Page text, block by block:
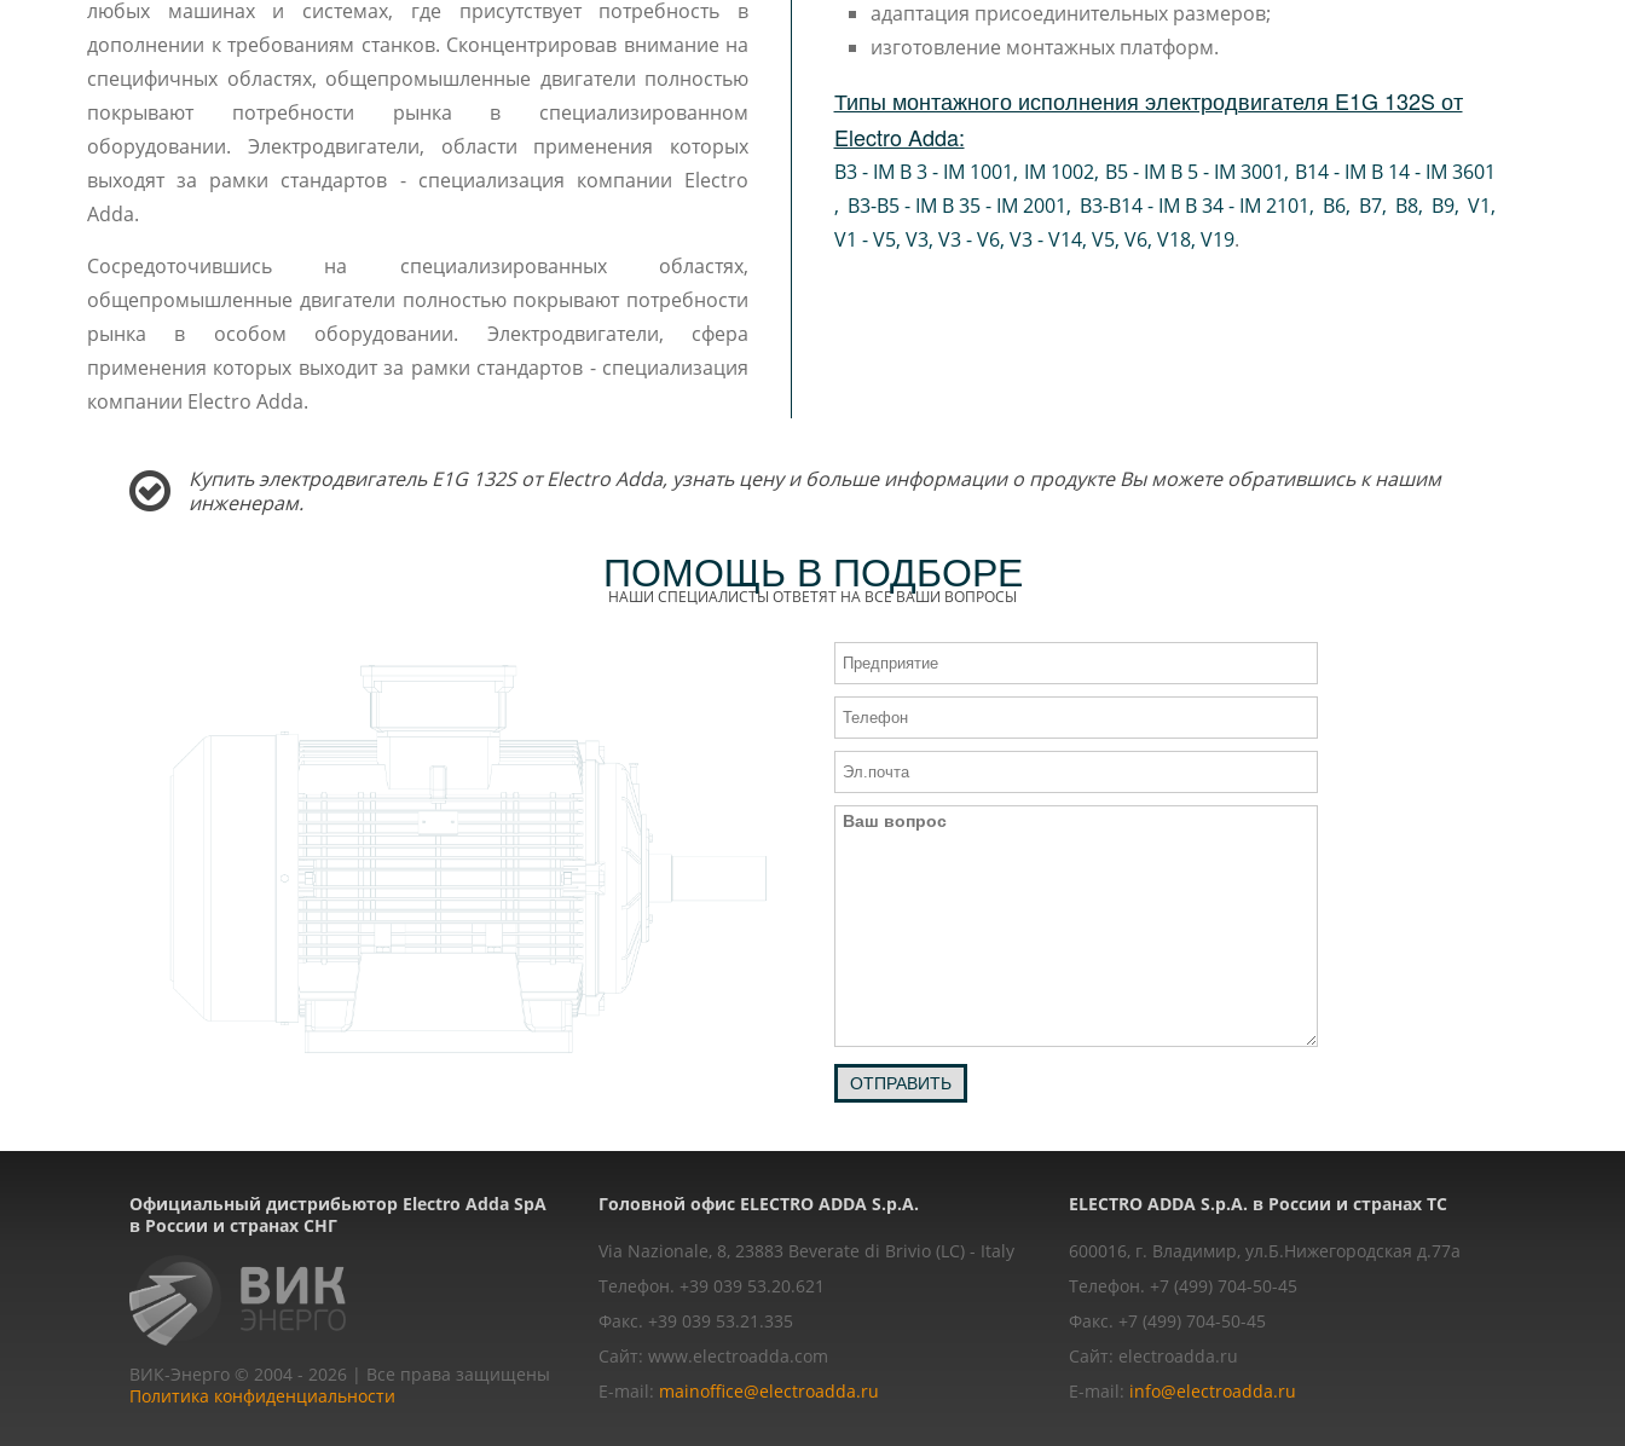
любых машинах и системах, где присутствует потребность в
дополнении к требованиям станков. Сконцентрировав внимание на
специфичных областях, общепромышленные двигатели полностью
покрывают потребности рынка в специализированном
оборудовании. Электродвигатели, области применения которых
выходят за рамки стандартов - специализация компании Electro
Adda.
Сосредоточившись на специализированных областях,
общепромышленные двигатели полностью покрывают потребности
рынка в особом оборудовании. Электродвигатели, сфера
применения которых выходит за рамки стандартов - специализация
компании Electro Adda.
адаптация присоединительных размеров;
изготовление монтажных платформ.
Типы монтажного исполнения электродвигателя E1G 132S от
Electro Adda:
B3 - IM B 3 - IM 1001, IM 1002, B5 - IM B 5 - IM 3001, B14 - IM B 14 - IM 3601
, B3-B5 - IM B 35 - IM 2001, B3-B14 - IM B 34 - IM 2101, B6, B7, B8, B9, V1
V1 - V5, V3, V3 - V6, V3 - V14, V5, V6, V18, V19.
Купить электродвигатель E1G 132S от Electro Adda, узнать цену и больше информации о продукте Вы можете обратившись к нашим
инженерам.
ПОМОЩЬ В ПОДБОРЕ
НАШИ СПЕЦИАЛИСТЫ ОТВЕТЯТ НА ВСЕ ВАШИ ВОПРОСЫ
ОТПРАВИТЬ
Официальный дистрибьютор Electro Adda SpA
в России и странах СНГ
ВИК-Энерго © 2004 - 2026 | Все права защищены
Политика конфиденциальности
Головной офис ELECTRO ADDA S.p.A.
Via Nazionale, 8, 23883 Beverate di Brivio (LC) - Italy
Телефон. +39 039 53.20.621
Факс. +39 039 53.21.335
Сайт: www.electroadda.com
E-mail: mainoffice@electroadda.ru
ELECTRO ADDA S.p.A. в России и странах ТС
600016, г. Владимир, ул.Б.Нижегородская д.77a
Телефон. +7 (499) 704-50-45
Факс. +7 (499) 704-50-45
Сайт: electroadda.ru
E-mail: info@electroadda.ru